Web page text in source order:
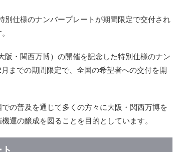
仕様のナンバープレートが期間限定で交付され
・関西万博）の開催を記念した特別仕様のナン
までの期間限定で、全国の希望者への交付を開
の普及を通じて多くの方々に大阪・関西万博を
運の醸成を図ることを目的としています。